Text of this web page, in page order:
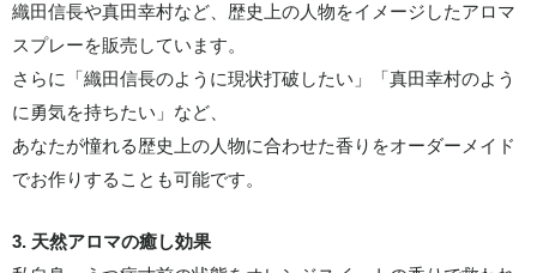
織田信長や真田幸村など、歴史上の人物をイメージしたアロマ
スプレーを販売しています。
さらに「織田信長のように現状打破したい」「真田幸村のよう
に勇気を持ちたい」など、
あなたが憧れる歴史上の人物に合わせた香りをオーダーメイド
でお作りすることも可能です。
3. 天然アロマの癒し効果